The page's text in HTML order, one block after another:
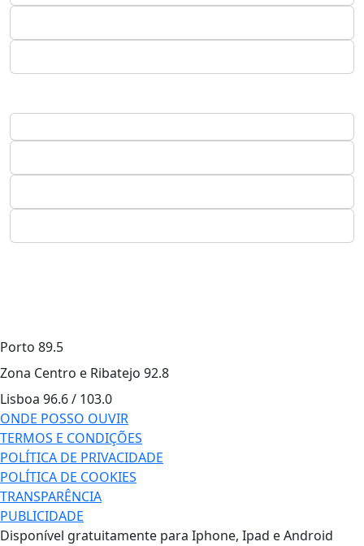
Porto 89.5
Zona Centro e Ribatejo 92.8
Lisboa 96.6 / 103.0
ONDE POSSO OUVIR
TERMOS E CONDIÇÕES
POLÍTICA DE PRIVACIDADE
POLÍTICA DE COOKIES
TRANSPARÊNCIA
PUBLICIDADE
Disponível gratuitamente para Iphone, Ipad e Android